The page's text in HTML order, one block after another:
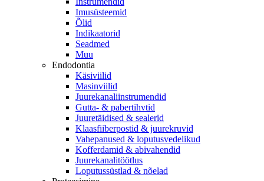
Imusüsteemid
Õlid
Indikaatorid
Seadmed
Muu
Endodontia
Käsiviilid
Masinviilid
Juurekanaliinstrumendid
Gutta- & pabertihvtid
Juuretäidised & sealerid
Klaasfiiberpostid & juurekruvid
Vahepanused & loputusvedelikud
Kofferdamid & abivahendid
Juurekanalitöötlus
Loputussüstlad & nõelad